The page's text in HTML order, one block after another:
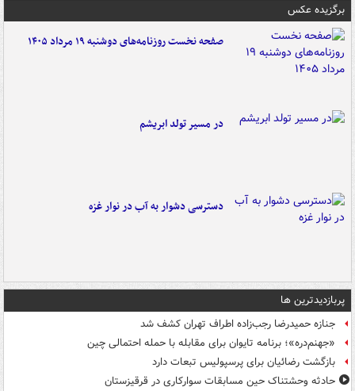
برگزیده عکس
صفحه نخست روزنامه‌های دوشنبه ۱۹ مرداد ۱۴۰۵
در مسیر تولد ابریشم
دسترسی دشوار به آب در نوار غزه
پربازدیدترین ها
جنازه حمیدرضا رجب‌زاده اطراف تهران کشف شد
«جهنم‌دره»؛ برنامه تایوان برای مقابله با حمله احتمالی چین
بازگشت رضائیان برای پرسپولیس تبعات دارد
حادثه وحشتناک حین مسابقات سوارکاری در قرقیزستان